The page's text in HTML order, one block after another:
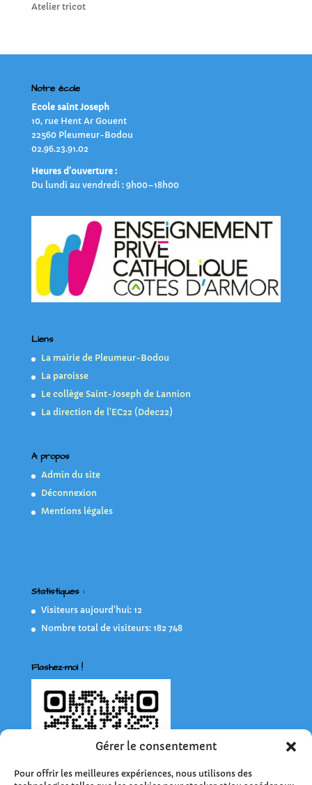
Gérer le consentement
Pour offrir les meilleures expériences, nous utilisons des
Atelier tricot
Notre école
Ecole saint Joseph
10, rue Hent Ar Gouent
22560 Pleumeur-Bodou
02.96.23.91.02
Heures d’ouverture :
Du lundi au vendredi : 9h00–18h00
Liens
La mairie de Pleumeur-Bodou
La paroisse
Le collège Saint-Joseph de Lannion
La direction de l’EC22 (Ddec22)
A propos
Admin du site
Déconnexion
Mentions légales
Statistiques :
Visiteurs aujourd’hui: 12
Nombre total de visiteurs: 182 748
Flashez-moi !